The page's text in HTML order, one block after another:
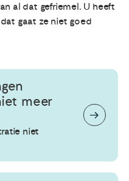
al dat gefriemel. U heeft
gaat ze niet goed
meer
niet